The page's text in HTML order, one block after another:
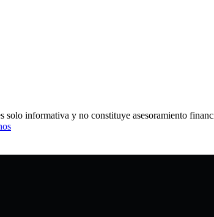
solo informativa y no constituye asesoramiento